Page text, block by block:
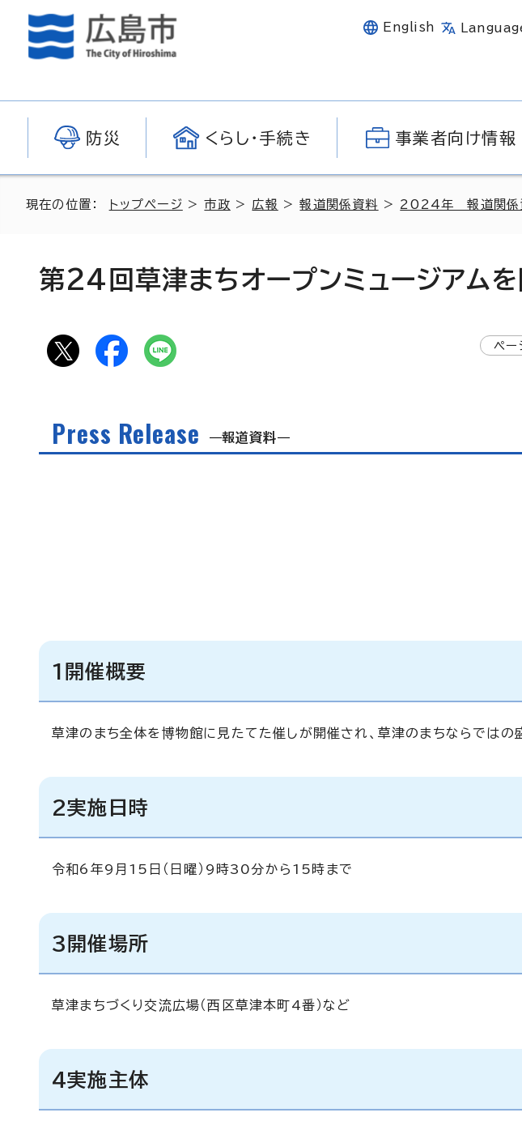
English
防災 くらし・手続き 事業者向け情報
現在の位置： トップページ >市政 > 広報 >報道関係資料 > 2024年 報道関係
第24回草津まちオープンミュージアム
ペー
Press Release 報道資料
1開催概要
草津のまち全体を博物館に見たてた催しが開催され、草津のまちならではの
2実施日時
令和6年9月15日（日曜）9時30分から15時まで
3開催場所
草津まちづくり交流広場（西区草津本町4番）など
4実施主体